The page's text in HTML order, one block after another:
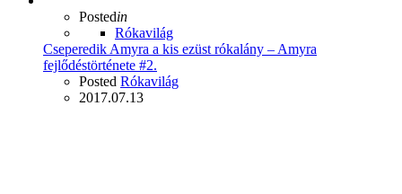
Postedin
Rókavilág
Cseperedik Amyra a kis ezüst rókalány – Amyra
fejlődéstörténete #2.
Posted Rókavilág
2017.07.13